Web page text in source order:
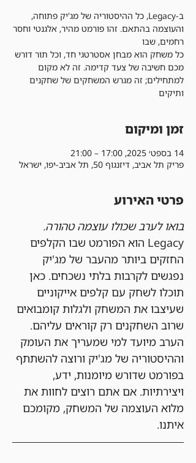
ב-Legacy, כל ההיסטוריה של מג'יק פתוחה,
והעוצמה בהתאם. זהו פורמט מהיר, אלגנטי וחסר
כל משחק הוא מבחן אסטרטגי חד, וכל תור דורש
מכם חשיבה של צעד קדימה. זה לא מקום
למתחילים; זה מגרש המשחקים של שחקנים
ותיקים
זמן ומיקום
14 בספט׳ 2025, 17:00 – 21:00
פריק תל אביב, דיזנגוף 50, תל אביב-יפו, ישראל
פרטי האירוע
בואו לערב שכולו עוצמה טהורה.
Legacy הוא הפורמט שבו הקלפים
החזקים ביותר מהעבר של מג'יק
נפגשים לקרבות בלתי נשכחים. כאן
תוכלו לשחק עם קלפים אייקוניים
שעיצבו את המשחק ולגלות קומבואים
שרוב השחקנים רק קוראים עליהם.
הערב מיועד למי שמעריך את העומק
וההיסטוריה של מג'יק ורוצה להשתתף
בפורמט שדורש מיומנות, ידע,
ויצירתיות. אם אתם רוצים לחוות את
מלוא העוצמה של המשחק, מקומכם
איתנו.